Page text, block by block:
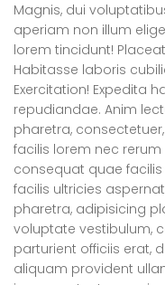
Magnis, dui
aperiam non illum
lorem tincidunt!
Habitasse laboris
Exercitation! Expedita
repudiandae. Anim
pharetra,
facilis lorem nec
consequat quae
facilis ultricies
pharetra, adipisicing
voluptate vestibulum,
parturient officiis erat,
aliquam provident